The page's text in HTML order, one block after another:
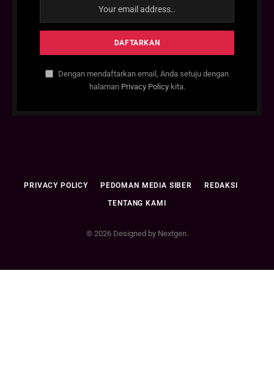
Dengan mendaftarkan email, Anda setuju dengan
halaman Privacy Policykita.
PRIVACY POLICY PEDOMAN MEDIA SIBER REDAKSI
TENTANG KAMI
© 2026 Designed by Nextgen.